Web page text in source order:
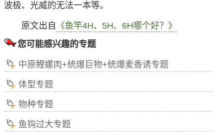
波极、光威的无法一本等。
原文出自
《鱼竿4H、5H、6H哪个好？》
您可能感兴趣的专题
中原鲤螺肉+统爆巨物+统爆麦香诱专题
体型专题
物种专题
鱼钩过大专题